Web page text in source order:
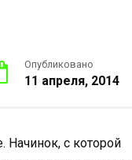
Опубликовано
11 апреля, 2014
Начинок, с которой